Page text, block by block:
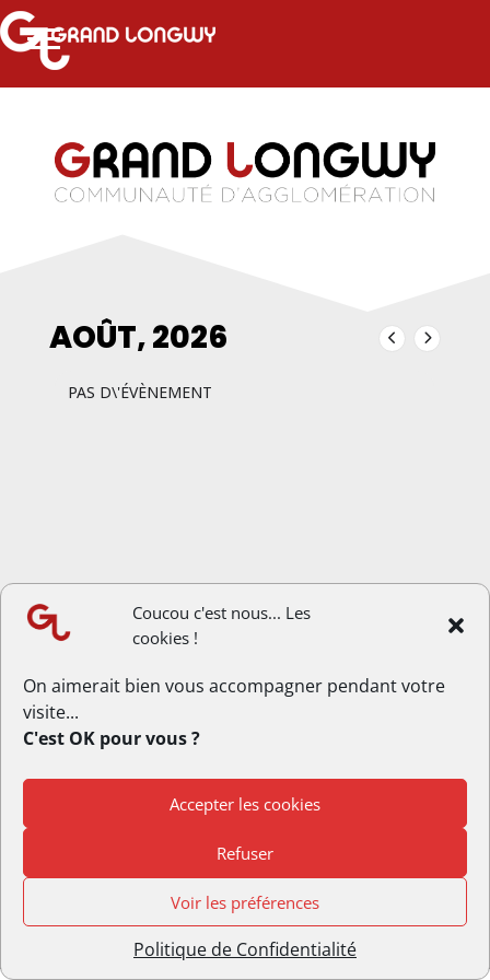
Coucou c'est nous... Les
cookies !
On aimerait bien vous accompagner pendant votre
visite...
C'est OK pour vous ?
Accepter les cookies
Refuser
Voir les préférences
Politique de Confidentialité
AOÛT, 2026
PAS D\'ÉVÈNEMENT
Politique de Confidentialité